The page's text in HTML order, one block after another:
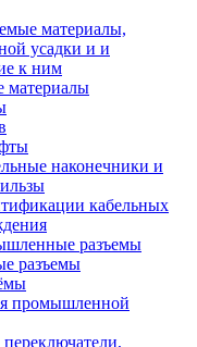
материалы,
усадки и и
к ним
материалы
наконечники и
кабельных
разъемы
разъемы
промышленной